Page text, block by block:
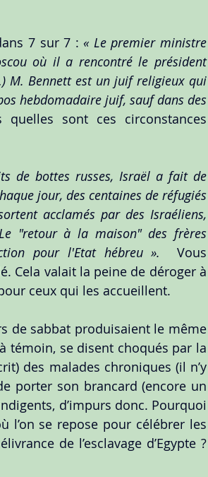
7 sur 7 : « Le premier ministre
où il a rencontré le président
M. Bennett est un juif religieux qui
hebdomadaire juif, sauf dans des
quelles sont ces circonstances
de bottes russes, Israël a fait de
jour, des centaines de réfugiés
acclamés par des Israéliens,
"retour à la maison" des frères
pour l'Etat hébreu ».
Vous
Cela valait la peine de déroger à
ceux qui les accueillent.
de sabbat produisaient le même
témoin, se disent choqués par la
des malades chroniques (il n’y
porter son brancard (encore un
d’impurs donc. Pourquoi
l’on se repose pour célébrer les
de l’esclavage d’Egypte ?